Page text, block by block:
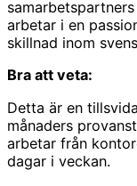
arbetar i en
skillnad inom
Bra att veta:
Detta är en
månaders
arbetar från
dagar i veckan.